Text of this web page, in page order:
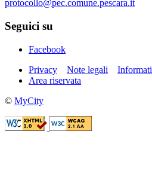
protocollo@pec.comune.pescara.it
Seguici su
Facebook
Privacy
Note legali
Area riservata
© MyCity